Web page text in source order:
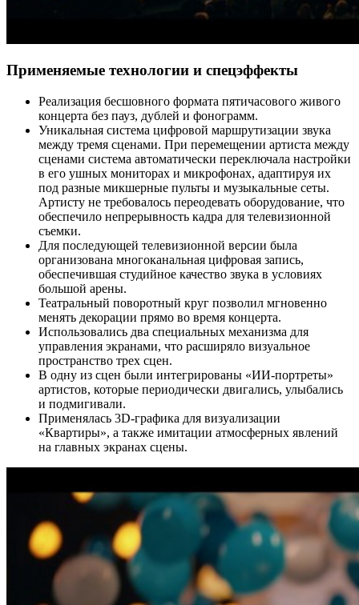
Применяемые технологии и спецэффекты
Реализация бесшовного формата пятичасового живого
концерта без пауз, дублей и фонограмм.
Уникальная система цифровой маршрутизации звука
между тремя сценами. При перемещении артиста между
сценами система автоматически переключала настройки
в его ушных мониторах и микрофонах, адаптируя их
под разные микшерные пульты и музыкальные сеты.
Артисту не требовалось переодевать оборудование, что
обеспечило непрерывность кадра для телевизионной
съемки.
Для последующей телевизионной версии была
организована многоканальная цифровая запись,
обеспечившая студийное качество звука в условиях
большой арены.
Театральный поворотный круг позволил мгновенно
менять декорации прямо во время концерта.
Использовались два специальных механизма для
управления экранами, что расширяло визуальное
пространство трех сцен.
В одну из сцен были интегрированы «ИИ-портреты»
артистов, которые периодически двигались, улыбались
и подмигивали.
Применялась 3D-графика для визуализации
«Квартиры», а также имитации атмосферных явлений
на главных экранах сцены.